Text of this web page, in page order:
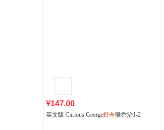
¥147.00
英文版 Curious George好奇猴乔治1-2